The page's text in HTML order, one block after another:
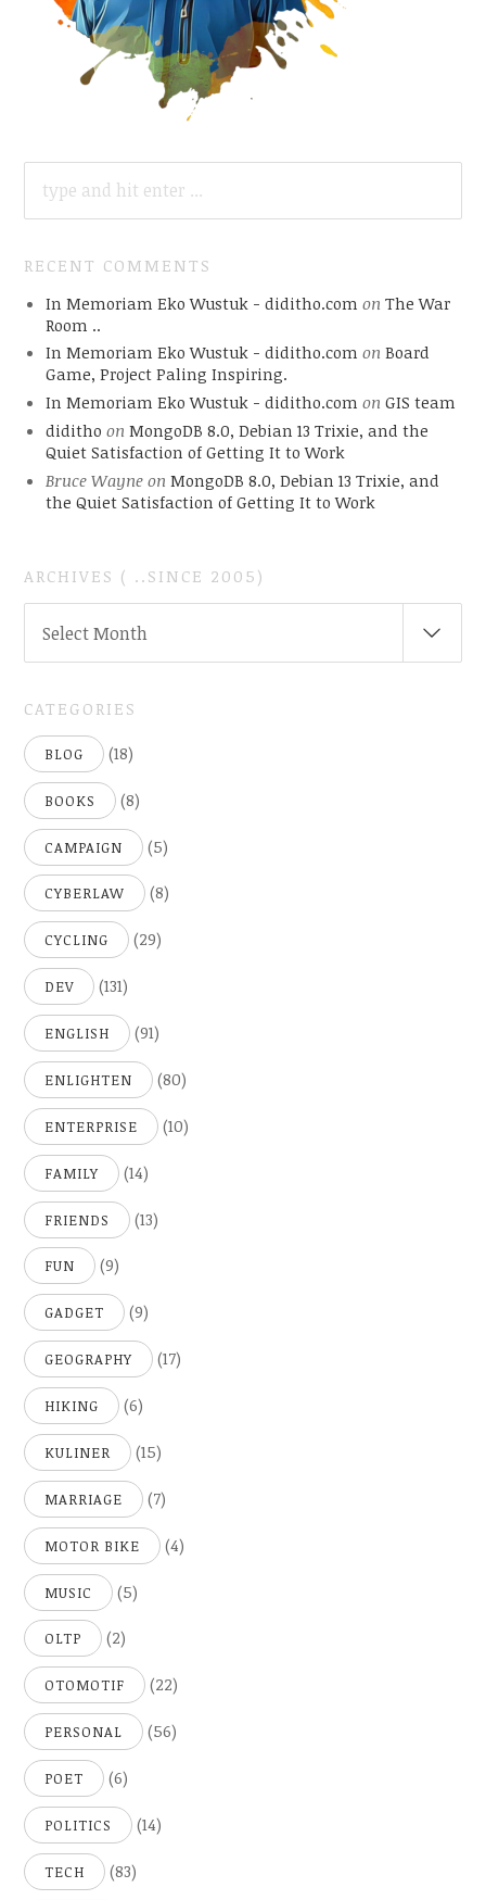
FOR:
RECENT COMMENTS
In Memoriam Eko Wustuk - diditho.com on The War
Room ..
In Memoriam Eko Wustuk - diditho.com on Board
Game, Project Paling Inspiring.
In Memoriam Eko Wustuk - diditho.com on GIS team
diditho on MongoDB 8.0, Debian 13 Trixie, and the
Quiet Satisfaction of Getting It to Work
Bruce Wayneon MongoDB 8.0, Debian 13 Trixie, and
the Quiet Satisfaction of Getting It to Work
ARCHIVES ( ..SINCE 2005)
Select Month
CATEGORIES
BLOG (18)
BOOKS (8)
CAMPAIGN (5)
CYBERLAW (8)
CYCLING (29)
DEV (131)
ENGLISH (91)
ENLIGHTEN (80)
ENTERPRISE (10)
FAMILY (14)
FRIENDS (13)
FUN (9)
GADGET (9)
GEOGRAPHY (17)
HIKING (6)
KULINER (15)
MARRIAGE (7)
MOTOR BIKE (4)
MUSIC (5)
OLTP (2)
OTOMOTIF (22)
PERSONAL (56)
POET (6)
POLITICS (14)
TECH (83)